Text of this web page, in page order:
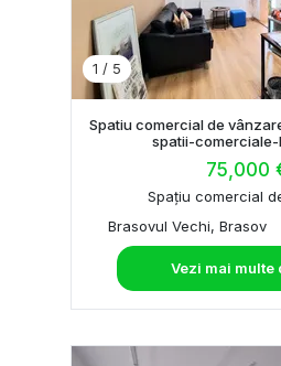
1 / 5
Spatiu comercial de
spatii-comerciale-
75,000
Spațiu comercial
Brasovul Vechi, Brasov
Vezi mai multe